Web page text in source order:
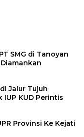
SMG di Tanoyan
Jalur Tujuh
KUD Perintis
Provinsi Ke Kejati